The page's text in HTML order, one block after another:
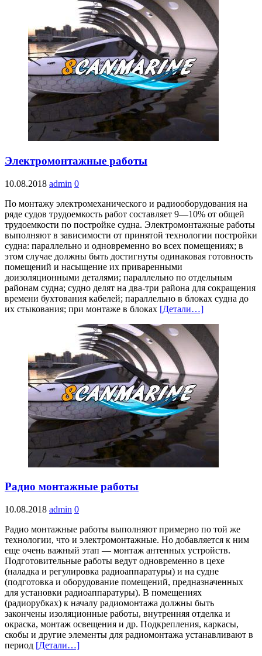
Электромонтажные работы
10.08.2018 admin 0
По монтажу электромеханического и радиооборудования на
ряде судов трудоемкость работ составляет 9—10% от общей
трудоемкости по постройке судна. Электромонтажные работы
выполняют в зависимости от принятой технологии постройки
судна: параллельно и одновременно во всех помещениях; в
этом случае должны быть достигнуты одинаковая готовность
помещений и насыщение их приваренными
доизоляционными деталями; параллельно по отдельным
районам судна; судно делят на два-три района для сокращения
времени бухтования кабелей; параллельно в блоках судна до
их стыкования; при монтаже в блоках [Детали…]
Радио монтажные работы
10.08.2018 admin 0
Радио монтажные работы выполняют примерно по той же
технологии, что и электромонтажные. Но добавляется к ним
еще очень важный этап — монтаж антенных устройств.
Подготовительные работы ведут одновременно в цехе
(наладка и регулировка радиоаппаратуры) и на судне
(подготовка и оборудование помещений, предназначенных
для установки радиоаппаратуры). В помещениях
(радиорубках) к началу радиомонтажа должны быть
закончены изоляционные работы, внутренняя отделка и
окраска, монтаж освещения и др. Подкрепления, каркасы,
скобы и другие элементы для радиомонтажа устанавливают в
период [Детали…]